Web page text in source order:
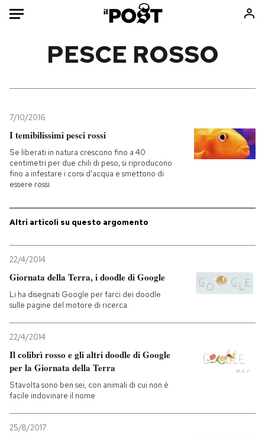
Mondo
Politica
Tecnologia
Internet
Scienza
Economia
Consumismi
Ok Boomer!
PODCAST
I MIEI PREFERITI
PESCE ROSSO
7/10/2016
I temibilissimi pesci rossi
Se liberati in natura crescono fino a 40
centimetri per due chili di peso, si riproducono
fino a infestare i corsi d'acqua e smettono di
essere rossi
Altri articoli su questo argomento
22/4/2014
Giornata della Terra, i doodle di Google
Li ha disegnati Google per farci dei doodle
sulle pagine del motore di ricerca
22/4/2014
Il colibrì rosso e gli altri doodle di Google
per la Giornata della Terra
Stavolta sono ben sei, con animali di cui non è
facile indovinare il nome
25/8/2017